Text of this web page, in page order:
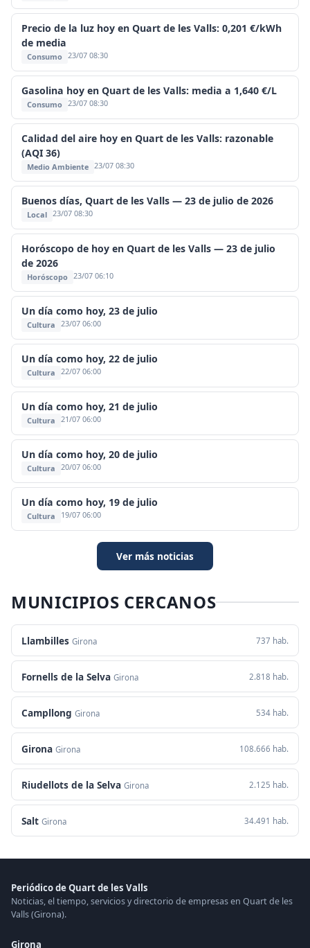
Precio de la luz hoy en Quart de les Valls: 0,201 €/kWh
de media
Consumo 23/07 08:30
Gasolina hoy en Quart de les Valls: media a 1,640 €/L
Consumo 23/07 08:30
Calidad del aire hoy en Quart de les Valls: razonable
(AQI 36)
Medio Ambiente 23/07 08:30
Buenos días, Quart de les Valls — 23 de julio de 2026
Local 23/07 08:30
Horóscopo de hoy en Quart de les Valls — 23 de julio
de 2026
Horóscopo 23/07 06:10
Un día como hoy, 23 de julio
Cultura 23/07 06:00
Un día como hoy, 22 de julio
Cultura 22/07 06:00
Un día como hoy, 21 de julio
Cultura 21/07 06:00
Un día como hoy, 20 de julio
Cultura 20/07 06:00
Un día como hoy, 19 de julio
Cultura 19/07 06:00
Ver más noticias
MUNICIPIOS CERCANOS
Llambilles Girona 737 hab.
Fornells de la Selva Girona 2.818 hab.
Campllong Girona 534 hab.
Girona Girona 108.666 hab.
Riudellots de la Selva Girona 2.125 hab.
Salt Girona 34.491 hab.
Periódico de Quart de les Valls
Noticias, el tiempo, servicios y directorio de empresas en Quart de les
Valls (Girona).
Girona